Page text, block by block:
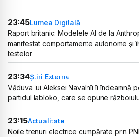
23:45Lumea Digitală
Raport britanic: Modelele AI de la
manifestat comportamente autonome și
testelor
23:34Știri Externe
Văduva lui Aleksei Navalnîi îi îndeamnă
partidul Iabloko, care se opune
23:15Actualitate
Noile trenuri electrice cumpărate prin